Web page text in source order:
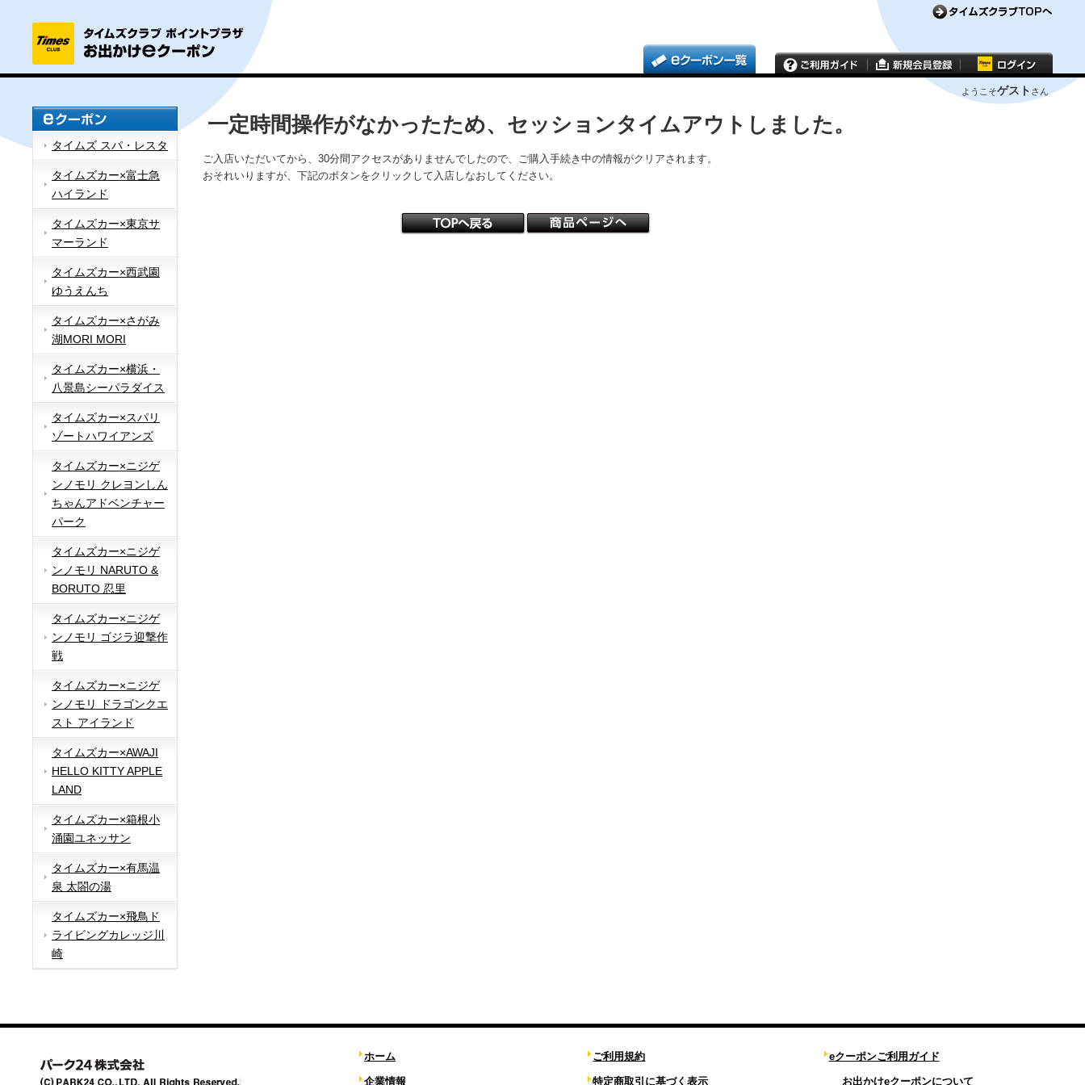
ようこそゲスト さん
タイムズ スパ・レスタ
タイムズカー×富士急
ハイランド
タイムズカー×東京サ
マーランド
タイムズカー×西武園
ゆうえんち
タイムズカー×さがみ
湖MORI MORI
タイムズカー×横浜・
八景島シーパラダイス
タイムズカー×スパリ
ゾートハワイアンズ
タイムズカー×ニジゲ
ンノモリ クレヨンしん
ちゃんアドベンチャー
パーク
タイムズカー×ニジゲ
ンノモリ NARUTO &
BORUTO 忍里
タイムズカー×ニジゲ
ンノモリ ゴジラ迎撃作
戦
タイムズカー×ニジゲ
ンノモリ ドラゴンクエ
スト アイランド
タイムズカー×AWAJI
HELLO KITTY APPLE
LAND
タイムズカー×箱根小
涌園ユネッサン
タイムズカー×有馬温
泉 太閤の湯
タイムズカー×飛鳥ド
ライビングカレッジ川
崎
一定時間操作がなかったため、セッションタイムアウトしました。
ご入店いただいてから、30分間アクセスがありませんでしたので、ご購入手続き中の情報がクリアされます。
おそれいりますが、下記のボタンをクリックして入店しなおしてください。
ホーム
企業情報
ご利用規約
特定商取引に基づく表示
eクーポンご利用ガイド
お出かけeクーポンについて